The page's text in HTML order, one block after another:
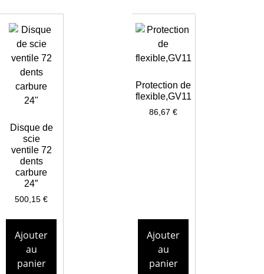
Disque de
scie
ventile 72
dents
carbure
24″
500,15€
Ajouter
au
panier
Protection de
flexible,GV11
86,67€
Ajouter
au
panier